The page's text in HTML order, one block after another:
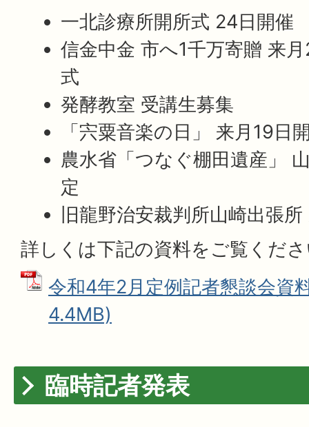
一北診療所開所式 24日開催
信金中金 市へ1千万寄贈 来
式
発酵教室 受講生募集
「宍粟音楽の日」 来月19日
農水省「つなぐ棚田遺産」
定
旧龍野治安裁判所山崎出張
詳しくは下記の資料をご覧くだ
令和4年2月定例記者懇談会資
4.4MB)
臨時記者発表